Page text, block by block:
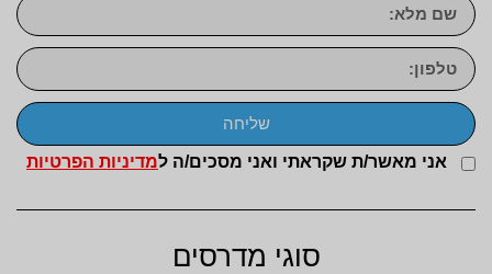
אני מאשר/ת שקראתי ואני מסכים/ה למדיניות הפרטיות
שליחה
סוגי מדרסים